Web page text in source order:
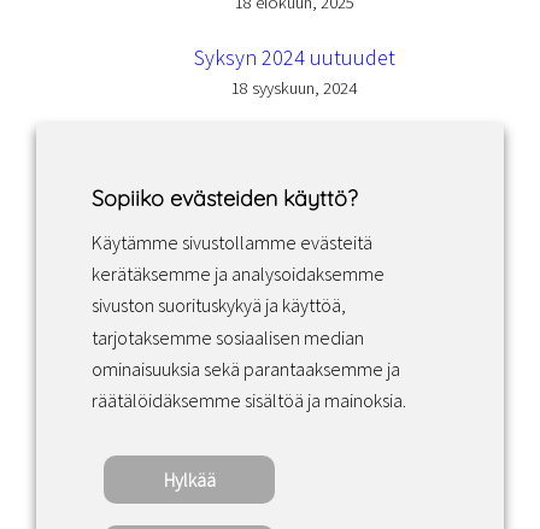
Syksyn 2024 uutuudet
18 syyskuun, 2024
Facebook Instagram LinkedIn
Sopimusehdot
Copyright ©2022 · Valaisin Grönlund – All
Sopiiko evästeiden käyttö?
Käytämme sivustollamme evästeitä
kerätäksemme ja analysoidaksemme
sivuston suorituskykyä ja käyttöä,
tarjotaksemme sosiaalisen median
ominaisuuksia sekä parantaaksemme ja
räätälöidäksemme sisältöä ja mainoksia.
Hylkää